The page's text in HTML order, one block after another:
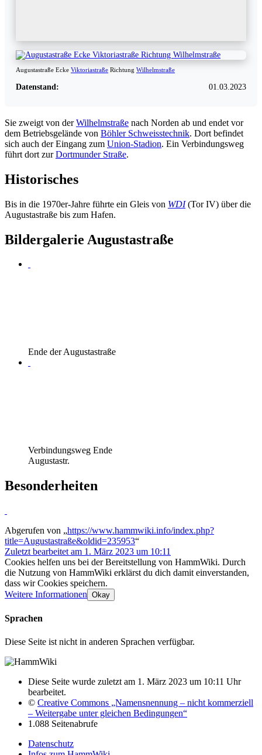
Augustastraße EckeViktoriastraße RichtungWilhelmstraße
Datenstand: 01.03.2023
Sie zweigt von derWilhelmstraße nach Norden ab und endet vor
dem Betriebsgelände von Böhler Schweisstechnik. Dort befindet
sich auch der Eingang zum Union-Stadion. Ein Verbindungsweg
führt dort zurDortmunder Straße.
Historisches
Bis in die 1970er-Jahre führte ein Gleis von WDI(Tor IV) über die
Augustastraße bis zum Hafen.
Bildergalerie Augustastraße
Ende der Augustastraße
Verbindungsweg Ende
Augustastr.
Besonderheiten
Abgerufen von „https://www.hammwiki.info/index.php?
title=Augustastraße&oldid=235953“
Zuletzt bearbeitet am 1. März 2023 um 10:11
Cookies helfen uns bei der Bereitstellung von HammWiki. Durch
die Nutzung von HammWiki erklärst du dich damit einverstanden,
dass wir Cookies speichern.
Weitere Informationen Okay
Sprachen
Diese Seite ist nicht in anderen Sprachen verfügbar.
Diese Seite wurde zuletzt am 1. März 2023 um 10:11 Uhr
bearbeitet.
© Creative Commons „Namensnennung – nicht kommerziell
– Weitergabe unter gleichen Bedingungen“
1.088 Seitenabrufe
Datenschutz